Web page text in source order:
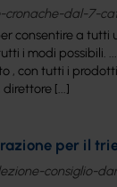
dal-7-
consentire a tutti
i modi possibili.
, con tutti i
[...]
per il
consiglio-